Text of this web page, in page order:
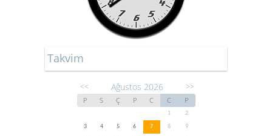
Takvim
<< Ağustos 2026 >>
P S Ç P C C P
1
2
3
4 5 6 7 8
9